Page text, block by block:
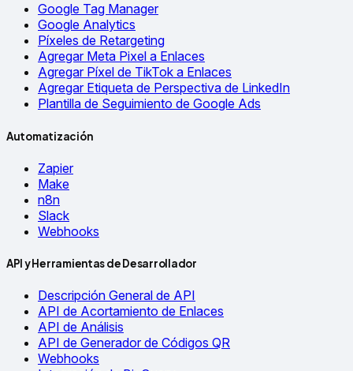
Google Tag Manager
Google Analytics
Píxeles de Retargeting
Agregar Meta Pixel a Enlaces
Agregar Píxel de TikTok a Enlaces
Agregar Etiqueta de Perspectiva de LinkedIn
Plantilla de Seguimiento de Google Ads
Automatización
Zapier
Make
n8n
Slack
Webhooks
API y Herramientas de Desarrollador
Descripción General de API
API de Acortamiento de Enlaces
API de Análisis
API de Generador de Códigos QR
Webhooks